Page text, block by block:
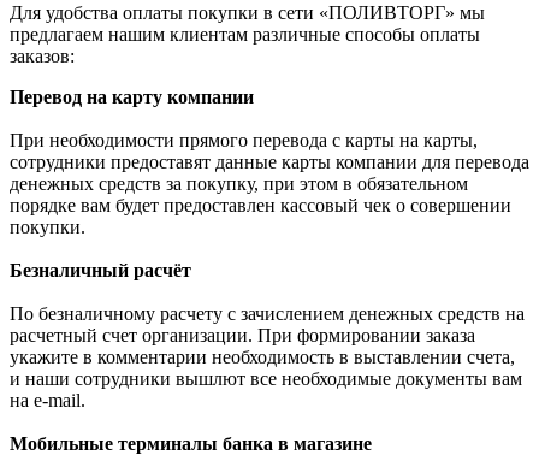
Для удобства оплаты покупки в сети «ПОЛИВТОРГ» мы
предлагаем нашим клиентам различные способы оплаты
заказов:
Перевод на карту компании
При необходимости прямого перевода с карты на карты,
сотрудники предоставят данные карты компании для перевода
денежных средств за покупку, при этом в обязательном
порядке вам будет предоставлен кассовый чек о совершении
покупки.
Безналичный расчёт
По безналичному расчету с зачислением денежных средств на
расчетный счет организации. При формировании заказа
укажите в комментарии необходимость в выставлении счета,
и наши сотрудники вышлют все необходимые документы вам
на e-mail.
Мобильные терминалы банка в магазине